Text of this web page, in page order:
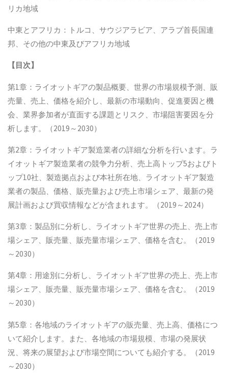
リカ地域
中東とアフリカ：トルコ、サウジアラビア、アラブ首長国連
邦、その他の中東及びアフリカ地域
【 目次】
第1章：ライオットギアの製品概要、世界の市場規模予測、販
売量、売上、価格を紹介し、最新の市場動向、促進要因と機
会、業界参加者が直面する課題とリスク、市場阻害要因を分
析します。（2019～2030）
第2章：ライオットギア製造業者の詳細な分析を行います。ラ
イオットギア製造業者の競争力分析、売上高トップ5およびト
ップ10社、製造拠点および本社所在地、ライオットギア製造
業者の製品、価格、販売量および売上市場シェア、最新の発
展計画および買収情報などが含まれます。（2019～2024）
第3章：製品別に分析し、ライオットギア世界の売上、売上市
場シェア、販売量、販売量市場シェア、価格を含む。（2019
～2030）
第4章：用途別に分析し、ライオットギア世界の売上、売上市
場シェア、販売量、販売量市場シェア、価格を含む。（2019
～2030）
第5章：各地域のライオットギアの販売量、売上高、価格につ
いて紹介します。また、各地域の市場規模、市場の発展状
況、将来の展望および市場空間についても紹介する。（2019
～2030）